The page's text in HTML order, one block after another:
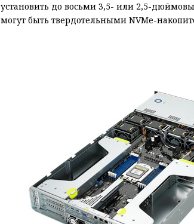
установить до восьми 3,5- или 2,5-
могут быть твердотельными NVMe-